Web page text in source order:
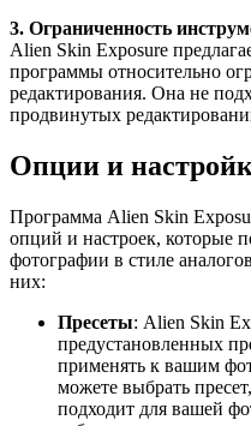
3. Ограниченность
Alien Skin Exposure
программы относительно
редактирования. Она не
продвинутых
Опции и
Программа Alien Skin
опций и настроек, которые
фотографии в стиле
них:
Пресеты: Alien Skin
предустановленных
применять к вашим
можете выбрать
подходит для вашей